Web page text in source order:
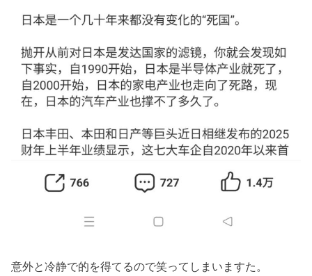
意外と冷静で的を得てるので笑ってしまいますた。